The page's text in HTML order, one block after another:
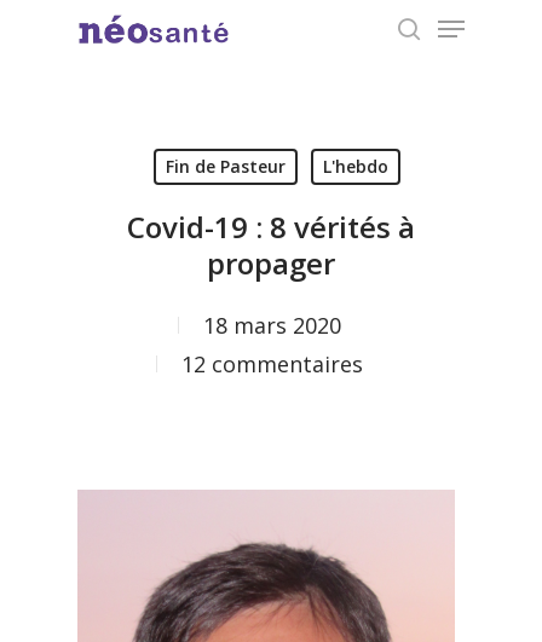
Menu
Fin de Pasteur L'hebdo
Covid-19 : 8 vérités à
propager
18 mars 2020
12 commentaires